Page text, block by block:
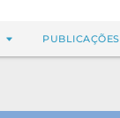
PUBLICAÇÕES